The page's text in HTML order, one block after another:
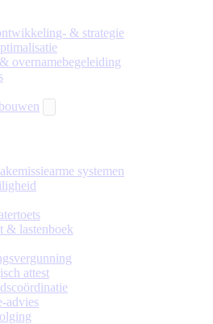
& strategie
overnamebegeleiding
systemen
& lastenboek
attest
advies